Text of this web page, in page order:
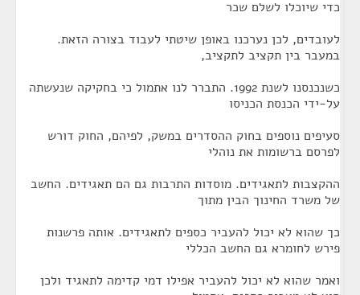
כדי שיוכלו לשלם שכר
לעובדים, לכן נערכנו באופן שיטתי לעבוד בצורה הזאת.
במעבר בין תקציב לתקציב,
כשנכנסנו לשנת 1992. התברר לנו אתמול כי בחקיקה שנעשתה
על-ידי הכנסת הכניסו
סעיפים נוספים בחוק ההסדרים במשק, לפיהם, החוק דורש
לפרסם ברשומות את נוהלי
ההקצבות לתאגידים. מוסדות התרבות גם הם תאגידים. החשב
של משרד החינוך הבין מתוך
כך שהוא לא יכול להעביר כספים לתאגידים. אותה פרשנות
פירש לחומרא גם החשב הכללי
ואמר שהוא לא יכול להעביר אפילו דמי קדימה לתאגיד ולכן